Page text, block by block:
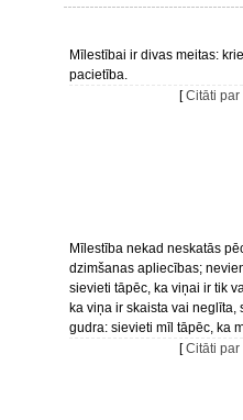
Mīlestībai ir divas meitas:
pacietība.
[Citāti
Mīlestība nekad neskatās
dzimšanas apliecības;
sievieti tāpēc, ka viņai ir tik
ka viņa ir skaista vai neglīta,
gudra: sievieti mīl tāpēc, ka
[Citāti